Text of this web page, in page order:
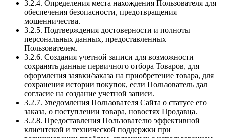
3.2.4. Определения места нахождения Пользователя для
обеспечения безопасности, предотвращения
мошенничества.
3.2.5. Подтверждения достоверности и полноты
персональных данных, предоставленных
Пользователем.
3.2.6. Создания учетной записи для возможности
сохранять данные первичного отбора Товаров, для
оформления заявки/заказа на приобретение товара, для
сохранения истории покупок, если Пользователь дал
согласие на создание учетной записи.
3.2.7. Уведомления Пользователя Сайта о статусе его
заказа, о поступлении товара, новостях Продавца.
3.2.8. Предоставления Пользователю эффективной
клиентской и технической поддержки при